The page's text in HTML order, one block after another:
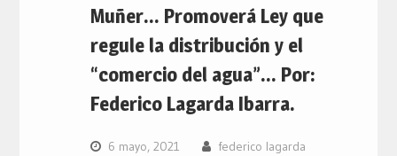
Muñer… Promoverá Ley que
regule la distribución y el
“comercio del agua”… Por:
Federico Lagarda Ibarra.
6 mayo, 2021
federico lagarda